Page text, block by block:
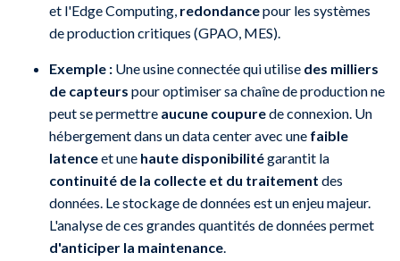
et l'Edge Computing, redondancepour les systèmes
de production critiques (GPAO, MES).
Exemple : Une usine connectée qui utilise des milliers
de capteurs pour optimiser sa chaîne de production ne
peut se permettre aucune coupurede connexion. Un
hébergement dans un data center avec une faible
latenceet une haute disponibilitégarantit la
continuité de la collecte et du traitement des
données. Le stockage de données est un enjeu majeur.
L'analyse de ces grandes quantités de données permet
d'anticiper la maintenance